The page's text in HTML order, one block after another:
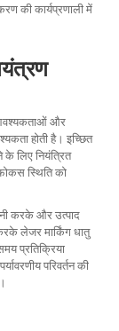
की कार्यप्रणाली में
आवश्यकताओं और
होती है। इच्छित
के लिए नियंत्रित
स्थिति को
करके और उत्पाद
लेजर मार्किंग धातु
प्रतिक्रिया
परिवर्तन की